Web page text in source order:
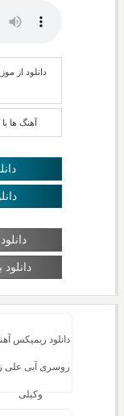
دانلود از
آهنگ ها
دانلود ریمیکس
روسری آبی علی
وکیلی